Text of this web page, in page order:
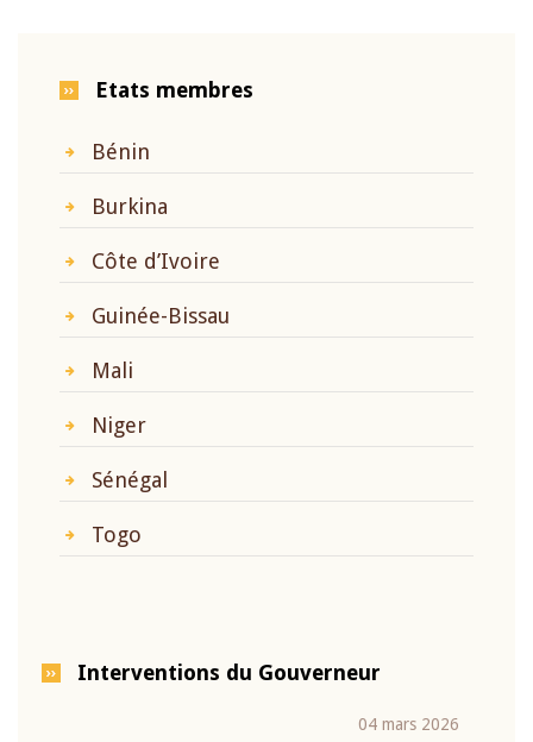
Etats membres
Bénin
Burkina
Côte d’Ivoire
Guinée-Bissau
Mali
Niger
Sénégal
Togo
Interventions du Gouverneur